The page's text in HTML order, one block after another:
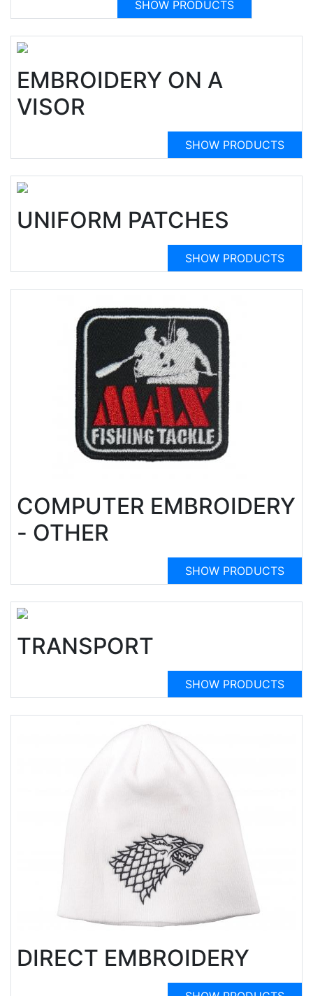
SHOW PRODUCTS
EMBROIDERY ON A
VISOR
SHOW PRODUCTS
UNIFORM PATCHES
SHOW PRODUCTS
COMPUTER EMBROIDERY
- OTHER
SHOW PRODUCTS
TRANSPORT
SHOW PRODUCTS
DIRECT EMBROIDERY